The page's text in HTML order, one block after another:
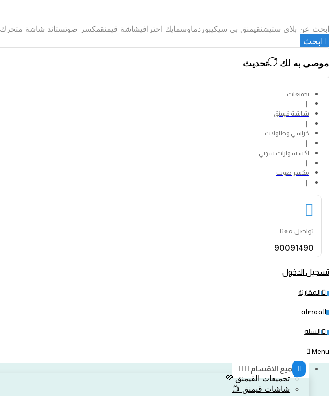
ابحث عن بلاي ستيشنقيمنق بي سيكيبوردماوسمايك احترافيشاشة قيمنقمكسر صوتستاند شاشة متحرك
بحث
موصى به لك تحديث
تجميعات
شاشة قيمنق
كراسي وطاولات
اكسسوارات سوني
مكسر صوت
تواصل معنا
90091490
تسجيل الدخول
المقارنة
المفضلة
السلة
Menu
جميع الاقسام
تجميعات القيمنق 💜
شاشات قيمنق 📺